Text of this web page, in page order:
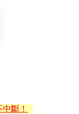
斷！